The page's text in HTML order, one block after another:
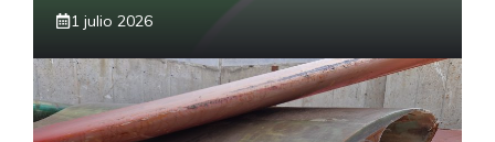
1 julio 2026